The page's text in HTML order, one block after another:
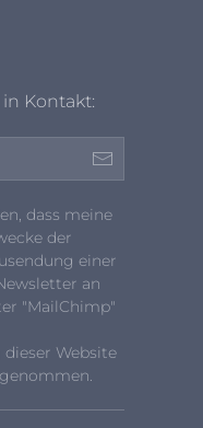
Kontakt:
dass meine
der
einer
an
"MailChimp"
dieser Website